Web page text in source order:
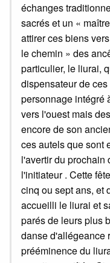
échanges
sacrés et un «
attirer ces biens
le chemin » des
particulier, le liurai,
dispensateur de
personnage intégré
vers l'ouest mais
encore de son
ces autels que sont
l'avertir du prochain
l'initiateur . Cette
cinq ou sept ans, et
accueilli le liurai et
parés de leurs plus
danse d'allégeance
prééminence du